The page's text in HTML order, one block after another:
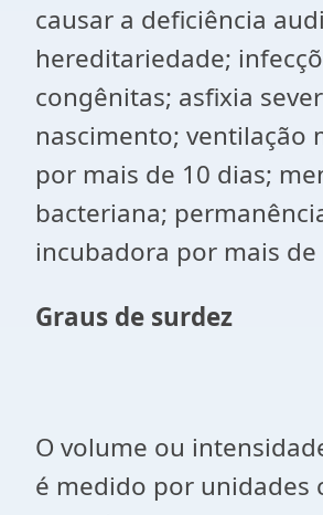
causar a deficiência
hereditariedade;
congênitas; asfixia
nascimento; ventilação
por mais de 10 dias;
bacteriana;
incubadora por mais de
Graus de surdez
O volume ou
é medido por unidades